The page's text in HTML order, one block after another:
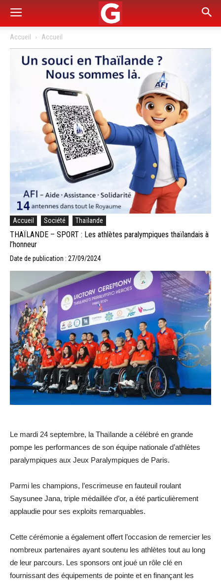
Accueil Accueil
Accueil Société Thaïlande
THAÏLANDE – SPORT : Les athlètes paralympiques thaïlandais à
l’honneur
Date de publication : 27/09/2024
Le mardi 24 septembre, la Thaïlande a célébré en grande
pompe les performances de son équipe nationale d’athlètes
paralympiques aux Jeux Paralympiques de Paris.
Parmi les champions, l’escrimeuse en fauteuil roulant
Saysunee Jana, triple médaillée d’or, a été particulièrement
applaudie pour ses exploits remarquables.
Cette cérémonie a également offert l’occasion de remercier les
nombreux partenaires ayant soutenu les athlètes tout au long
de leur parcours. Les sponsors ont joué un rôle clé en
fournissant des équipements de pointe et en finançant les